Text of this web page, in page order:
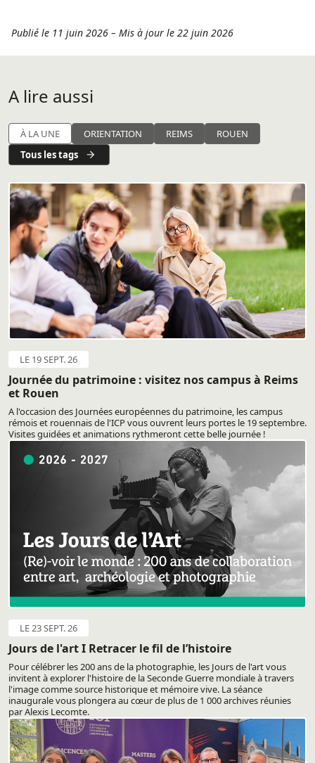
Publié le 11 juin 2026 – Mis à jour le 22 juin 2026
A lire aussi
À LA UNE ORIENTATION REIMS
ROUEN
Tous les tags
LE 19 SEPT. 26
Journée du patrimoine : visitez nos campus à Reims
et Rouen
A l'occasion des Journées européennes du patrimoine, les campus
rémois et rouennais de l'ICP vous ouvrent leurs portes le 19 septembre.
Visites guidées et animations rythmeront cette belle journée !
LE 23 SEPT. 26
Jours de l'art I Retracer le fil de l’histoire
Pour célébrer les 200 ans de la photographie, les Jours de l'art vous
invitent à explorer l'histoire de la Seconde Guerre mondiale à travers
l'image comme source historique et mémoire vive. La séance
inaugurale vous plongera au cœur de plus de 1 000 archives réunies
par Alexis Lecomte.